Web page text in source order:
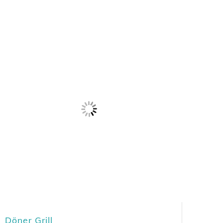
Döner Grill